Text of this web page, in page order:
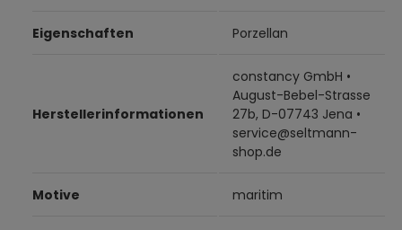
Eigenschaften Porzellan
Herstellerinformationen
constancy GmbH •
August-Bebel-Strasse
27b, D-07743 Jena •
service@seltmann-
shop.de
Motive maritim